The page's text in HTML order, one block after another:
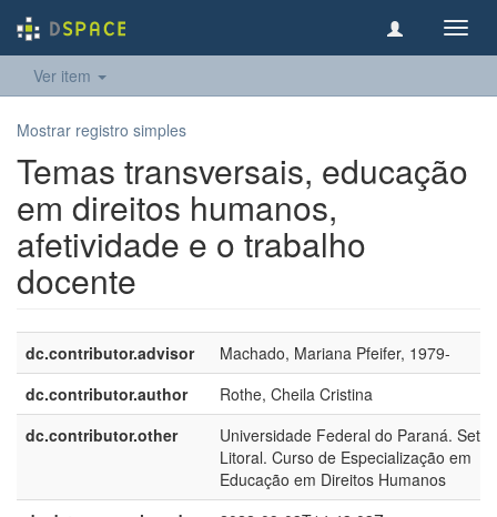
Ver item
Mostrar registro simples
Temas transversais, educação
em direitos humanos,
afetividade e o trabalho
docente
dc.contributor.advisor
Machado, Mariana Pfeifer, 1979-
dc.contributor.author
Rothe, Cheila Cristina
dc.contributor.other
Universidade Federal do Paraná. Setor
Litoral. Curso de Especialização em
Educação em Direitos Humanos